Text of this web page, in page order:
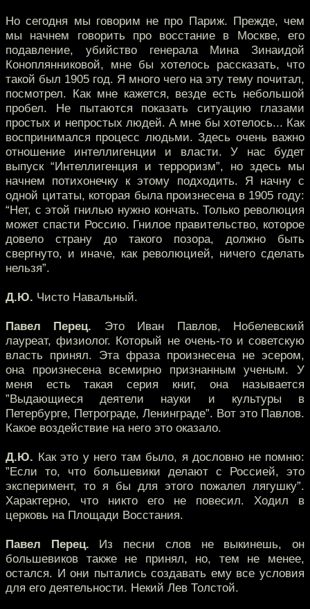
Но сегодня мы говорим не про Париж. Прежде, чем
мы начнем говорить про восстание в Москве, его
подавление, убийство генерала Мина Зинаидой
Коноплянниковой, мне бы хотелось рассказать, что
такой был 1905 год. Я много чего на эту тему почитал,
посмотрел. Как мне кажется, везде есть небольшой
пробел. Не пытаются показать ситуацию глазами
простых и непростых людей. А мне бы хотелось... Как
воспринимался процесс людьми. Здесь очень важно
отношение интеллигенции и власти. У нас будет
выпуск “Интеллигенция и терроризм”, но здесь мы
начнем потихонечку к этому подходить. Я начну с
одной цитаты, которая была произнесена в 1905 году:
“Нет, с этой гнилью нужно кончать. Только революция
может спасти Россию. Гнилое правительство, которое
довело страну до такого позора, должно быть
свергнуто, и иначе, как революцией, ничего сделать
нельзя”.
Д.Ю. Чисто Навальный.
Павел Перец. Это Иван Павлов, Нобелевский
лауреат, физиолог. Который не очень-то и советскую
власть принял. Эта фраза произнесена не эсером,
она произнесена всемирно признанным ученым. У
меня есть такая серия книг, она называется
”Выдающиеся деятели науки и культуры в
Петербурге, Петрограде, Ленинграде”. Вот это Павлов.
Какое воздействие на него это оказало.
Д.Ю. Как это у него там было, я дословно не помню:
”Если то, что большевики делают с Россией, это
эксперимент, то я бы для этого пожалел лягушку”.
Характерно, что никто его не повесил. Ходил в
церковь на Площади Восстания.
Павел Перец. Из песни слов не выкинешь, он
большевиков также не принял, но, тем не менее,
остался. И они пытались создавать ему все условия
для его деятельности. Некий Лев Толстой.